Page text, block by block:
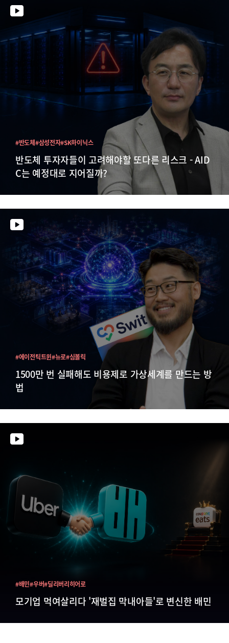
반도체 투자자들이 고려해야할 또다른 리스크 - AID
C는 예정대로 지어질까?
#반도체#삼성전자#SK하이닉스
1500만 번 실패해도 비용제로 가상세계를 만드는 방
법
#에이전틱트윈#뉴로#심볼릭
모기업 먹여살리다 '재벌집 막내아들'로 변신한 배민
#배민#우버#딜리버리히어로